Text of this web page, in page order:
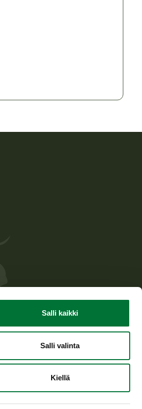
Salli kaikki
Salli valinta
Kiellä